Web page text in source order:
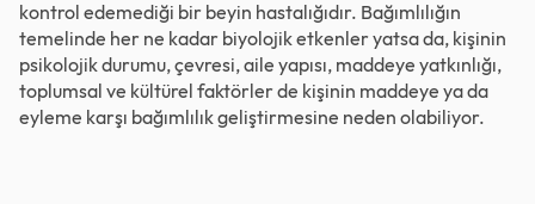
kontrol edemediği bir beyin hastalığıdır. Bağımlılığın
temelinde her ne kadar biyolojik etkenler yatsa da, kişinin
psikolojik durumu, çevresi, aile yapısı, maddeye yatkınlığı,
toplumsal ve kültürel faktörler de kişinin maddeye ya da
eyleme karşı bağımlılık geliştirmesine neden olabiliyor.